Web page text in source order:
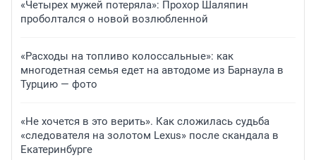
«Четырех мужей потеряла»: Прохор Шаляпин
проболтался о новой возлюбленной
«Расходы на топливо колоссальные»: как
многодетная семья едет на автодоме из Барнаула в
Турцию — фото
«Не хочется в это верить». Как сложилась судьба
«следователя на золотом Lexus» после скандала в
Екатеринбурге